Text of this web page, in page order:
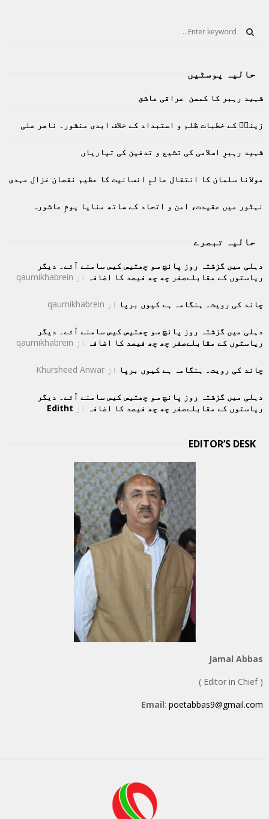
f
r
E
A
R
C
H
حالیہ پوسٹیں
شہید رہبر کا کمسن عراقی عاشق
زینبؑ کے خطبات ظلم و استبداد کے خلاف ابدی منشور۔ ناصر علی
شہید رہبرِ اسلامی کی تشیع و تدفین کی تیاریاں
مولانا سلمان کا انتقال عالمِ انسانیت کا عظیم نقصان غزال مہدی
نہٹور میں عقیدت، امن و اتحاد کے ساتھ منایا یومِ عاشورہ
حالیہ تبصرے
دہلی میں گزشتہ روز پانچ سو چھتیس کیس سامنے آئے۔ دیگر
ریاستوں کے مقابلےصفر چھ چھ فیصد کا اضافہ
از qaumikhabrein
چاند کی رویت۔ ہنگامہ ہے کیوں برپا از qaumikhabrein
دہلی میں گزشتہ روز پانچ سو چھتیس کیس سامنے آئے۔ دیگر
ریاستوں کے مقابلےصفر چھ چھ فیصد کا اضافہ
از qaumikhabrein
چاند کی رویت۔ ہنگامہ ہے کیوں برپا از Khursheed Anwar
دہلی میں گزشتہ روز پانچ سو چھتیس کیس سامنے آئے۔ دیگر
ریاستوں کے مقابلےصفر چھ چھ فیصد کا اضافہ
از Editht
EDITOR’S DESK
Jamal Abbas
( Editor in Chief )
Email: poetabbas9@gmail.com